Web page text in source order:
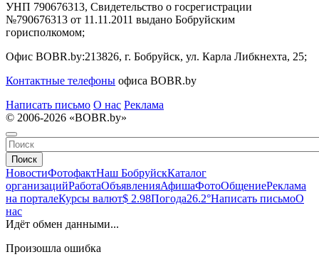
УНП 790676313, Свидетельство о госрегистрации
№790676313 от 11.11.2011 выдано Бобруйским
горисполкомом;
Офис BOBR.by:213826, г. Бобруйск, ул. Карла Либкнехта, 25;
Контактные телефоны офиса BOBR.by
Написать письмо О нас Реклама
© 2006-2026 «BOBR.by»
Поиск
НовостиФотофактНаш БобруйскКаталог
организацийРаботаОбъявленияАфишаФотоОбщениеРеклама
на порталеКурсы валют$ 2.98Погода26.2°Написать письмоО
нас
Идёт обмен данными...
Произошла ошибка